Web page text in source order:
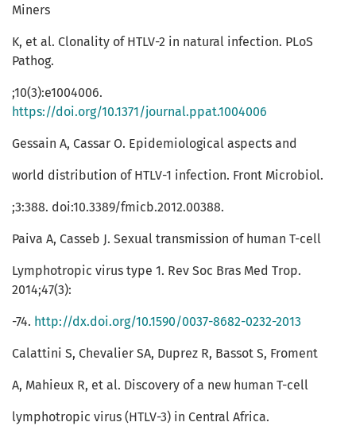
Miners
K, et al. Clonality of HTLV-2 in natural infection. PLoS
Pathog.
;10(3):e1004006.
https://doi.org/10.1371/journal.ppat.1004006
Gessain A, Cassar O. Epidemiological aspects and
world distribution of HTLV-1 infection. Front Microbiol.
;3:388. doi:10.3389/fmicb.2012.00388.
Paiva A, Casseb J. Sexual transmission of human T-cell
Lymphotropic virus type 1. Rev Soc Bras Med Trop.
2014;47(3):
-74. http://dx.doi.org/10.1590/0037-8682-0232-2013
Calattini S, Chevalier SA, Duprez R, Bassot S, Froment
A, Mahieux R, et al. Discovery of a new human T-cell
lymphotropic virus (HTLV-3) in Central Africa.